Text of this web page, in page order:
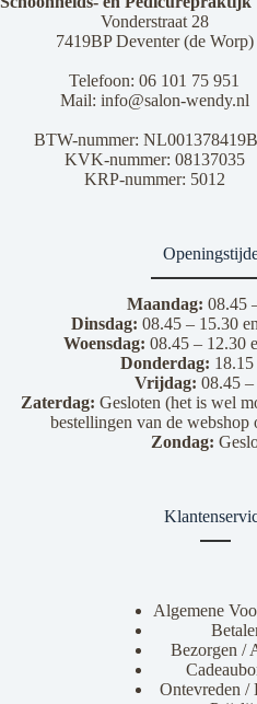
Vonderstraat 28
7419BP Deventer (de Worp)
Telefoon: 06 101 75 951
Mail: info@salon-wendy.nl
BTW-nummer:
KVK-nummer: 08137035
KRP-nummer: 5012
Maandag:08.45
Dinsdag: 08.45 – 15.30
Woensdag: 08.45 – 12.30
Donderdag:
Vrijdag: 08.45
Zaterdag: Gesloten (het is wel
bestellingen van de webshop
Zondag:
Algemene
Bezorgen /
Ontevreden /